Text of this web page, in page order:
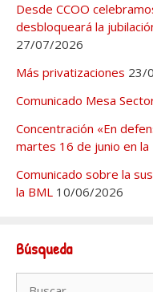
Desde CCOO
desbloqueará la
27/07/2026
Más privatizaciones 23/
Comunicado Mesa
Concentración «En
martes 16 de junio en la
Comunicado sobre la
la BML 10/06/2026
Búsqueda